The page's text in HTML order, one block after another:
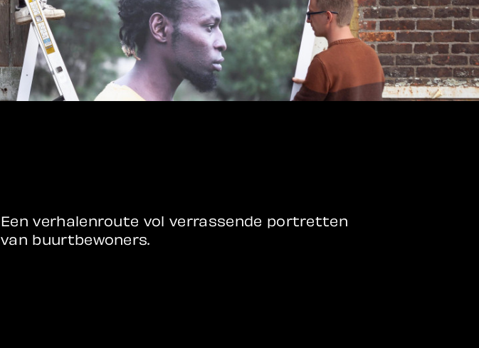
Een verhalenroute vol verrassende portretten
van buurtbewoners.